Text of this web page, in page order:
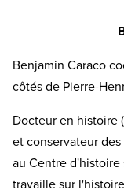
Benjamin Caraco
côtés de Pierre-
Docteur en histoire
et conservateur
au Centre d'histoire
travaille sur